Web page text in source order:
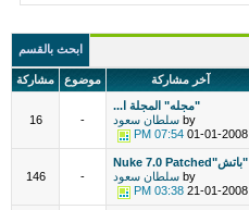
ابحث بالقسم
آخر مشاركة موضوع
مشاركة
"مجله" المجلة ا...
by سلطان سعود
01-01-2008
07:54 PM
-
16
"باتش"Nuke 7.0 Patched
by سلطان سعود
21-01-2008
03:38 PM
-
146